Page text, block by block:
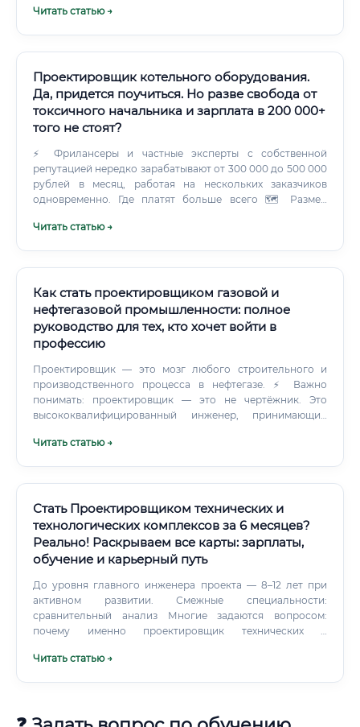
узлов, проверку документации на соответствие нормам.
Читать статью →
Проектировщик котельного оборудования.
Да, придется поучиться. Но разве свобода от
токсичного начальника и зарплата в 200 000+
того не стоят?
⚡ Фрилансеры и частные эксперты с собственной
репутацией нередко зарабатывают от 300 000 до 500 000
рублей в месяц, работая на нескольких заказчиков
одновременно. Где платят больше всего 🗺️ Размер
отрасли.
Читать статью →
Как стать проектировщиком газовой и
нефтегазовой промышленности: полное
руководство для тех, кто хочет войти в
профессию
Проектировщик — это мозг любого строительного и
производственного процесса в нефтегазе. ⚡ Важно
понимать: проектировщик — это не чертёжник. Это
высококвалифицированный инженер, принимающий
безопасность людей, экономика предприятия и экология
Читать статью →
Стать Проектировщиком технических и
технологических комплексов за 6 месяцев?
Реально! Раскрываем все карты: зарплаты,
обучение и карьерный путь
До уровня главного инженера проекта — 8–12 лет при
активном развитии. Смежные специальности:
сравнительный анализ Многие задаются вопросом:
почему именно проектировщик технических и
специальность?
Читать статью →